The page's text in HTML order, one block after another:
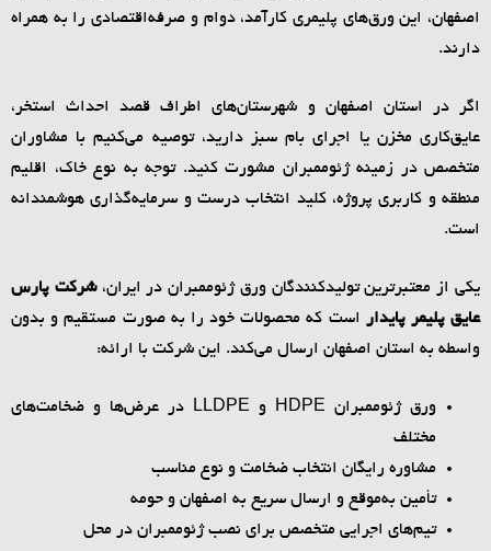
اصفهان، این ورق‌های پلیمری کارآمد، دوام و صرفه‌اقتصادی را به همراه
دارند.
اگر در استان اصفهان و شهرستان‌های اطراف قصد احداث استخر،
عایق‌کاری مخزن یا اجرای بام سبز دارید، توصیه می‌کنیم با مشاوران
متخصص در زمینه ژئوممبران مشورت کنید. توجه به نوع خاک، اقلیم
منطقه و کاربری پروژه، کلید انتخاب درست و سرمایه‌گذاری هوشمندانه
است.
یکی از معتبرترین تولیدکنندگان ورق ژئوممبران در ایران،شرکت پارس
عایق پلیمر پایداراست که محصولات خود را به صورت مستقیم و بدون
واسطه به استان اصفهان ارسال می‌کند. این شرکت با ارائه:
ورق ژئوممبران HDPE و LLDPE در عرض‌ها و ضخامت‌های
مختلف
مشاوره رایگان انتخاب ضخامت و نوع مناسب
تأمین به‌موقع و ارسال سریع به اصفهان و حومه
تیم‌های اجرایی متخصص برای نصب ژئوممبران در محل